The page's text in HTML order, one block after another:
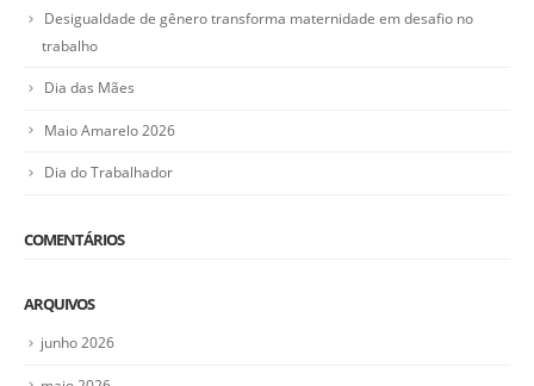
Desigualdade de gênero transforma maternidade em desafio no
trabalho
Dia das Mães
Maio Amarelo 2026
Dia do Trabalhador
COMENTÁRIOS
ARQUIVOS
junho 2026